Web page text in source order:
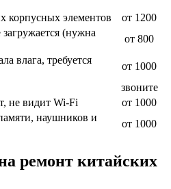
корпусных элементов
от 1200
(нужна
от 800
влага, требуется
от 1000
звоните
не видит Wi-Fi
от 1000
наушников и
от 1000
ремонт китайских